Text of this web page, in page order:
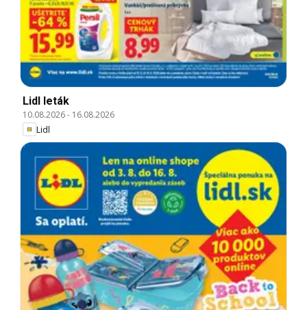
Lidl leták
10.08.2026- 16.08.2026
Lidl